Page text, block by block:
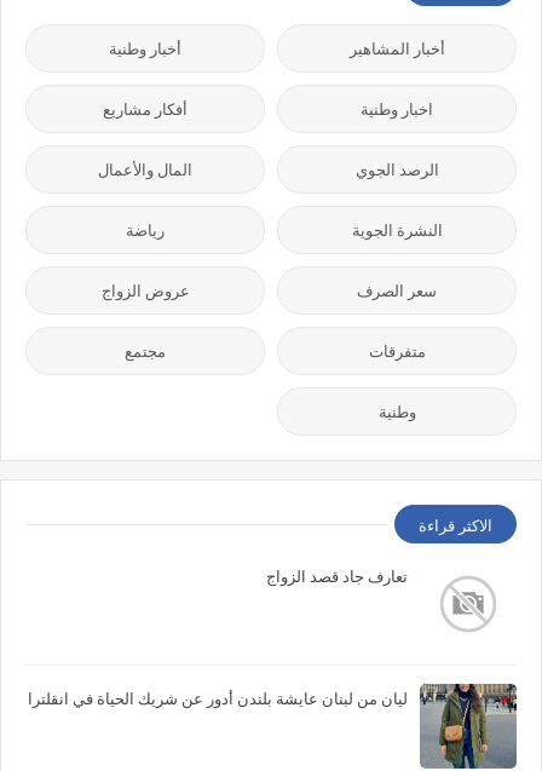
أخبار المشاهير أخبار وطنية
اخبار وطنية أفكار مشاريع
الرصد الجوي المال والأعمال
النشرة الجوية رياضة
سعر الصرف عروض الزواج
متفرقات مجتمع
وطنية
الاكثر قراءة
تعارف جاد قصد الزواج
ليان من لبنان عايشة بلندن أدور عن شريك الحياة في انقلترا